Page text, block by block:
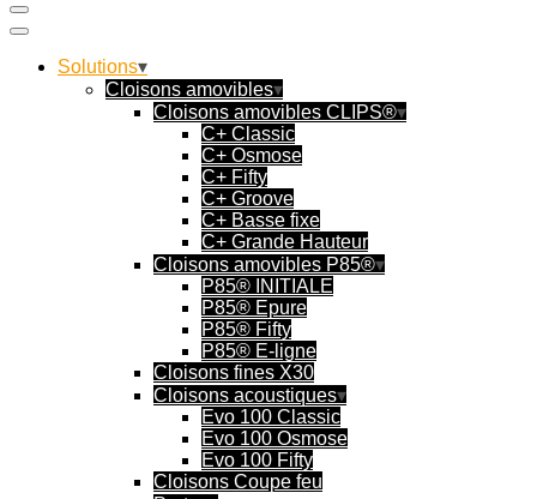
Solutions
Cloisons amovibles
Cloisons amovibles CLIPS®
C+ Classic
C+ Osmose
C+ Fifty
C+ Groove
C+ Basse fixe
C+ Grande Hauteur
Cloisons amovibles P85®
P85® INITIALE
P85® Epure
P85® Fifty
P85® E-ligne
Cloisons fines X30
Cloisons acoustiques
Evo 100 Classic
Evo 100 Osmose
Evo 100 Fifty
Cloisons Coupe feu